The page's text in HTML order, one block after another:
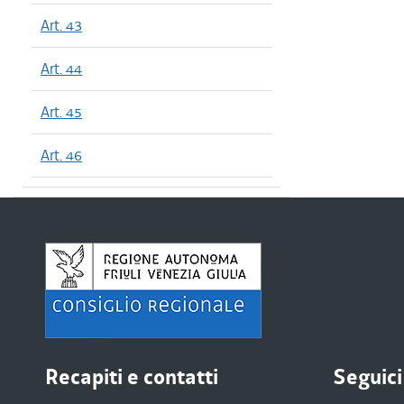
Art. 43
Art. 44
Art. 45
Art. 46
Recapiti e contatti